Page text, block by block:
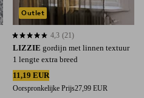
LIZZIE gordijn met linnen textuur
1 lengte extra breed
11,19 EUR
Oorspronkelijke Prijs27,99 EUR
4,3 op basis van 21 beoordelingen
4,3 (21)
Outlet